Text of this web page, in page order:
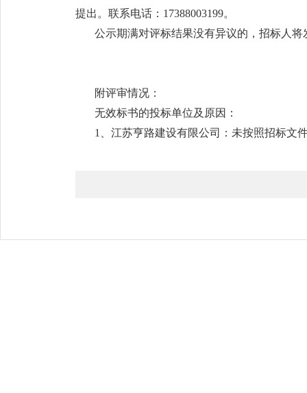
提出。联系电话：17388003199。
公示期满对评标结果没有异议的，招标人
附评审情况：
无效标书的投标单位及原因：
1、江苏亨路建设有限公司：未按照招标文